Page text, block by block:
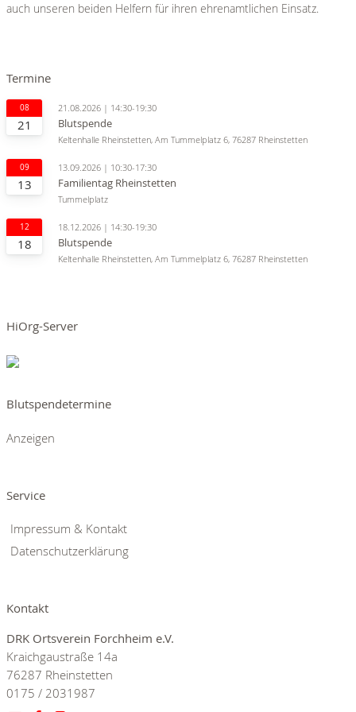
auch unseren beiden Helfern für ihren ehrenamtlichen Einsatz.
Termine
08
21
21.08.2026 | 14:30-19:30
Blutspende
Keltenhalle Rheinstetten, Am Tummelplatz 6, 76287 Rheinstetten
09
13
13.09.2026 | 10:30-17:30
Familientag Rheinstetten
Tummelplatz
12
18
18.12.2026 | 14:30-19:30
Blutspende
Keltenhalle Rheinstetten, Am Tummelplatz 6, 76287 Rheinstetten
HiOrg-Server
Blutspendetermine
Anzeigen
Service
Impressum & Kontakt
Datenschutzerklärung
Kontakt
DRK Ortsverein Forchheim e.V.
Kraichgaustraße 14a
76287 Rheinstetten
0175 / 2031987